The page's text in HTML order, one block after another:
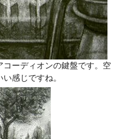
ーディオンの鍵盤です。空
感じですね。